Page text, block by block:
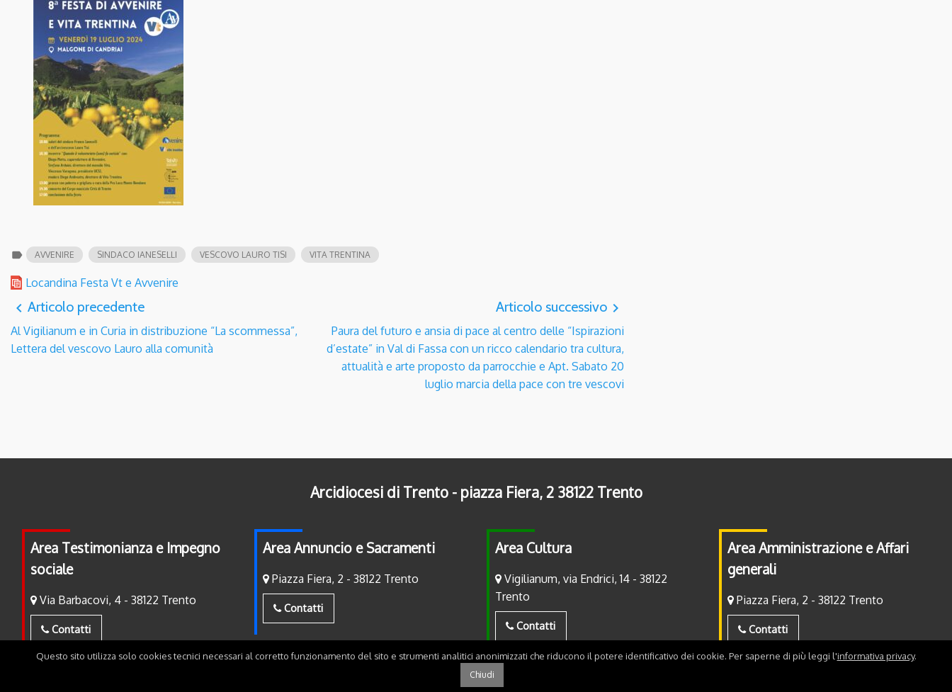
label AVVENIRE SINDACO IANESELLI VESCOVO LAURO TISI VITA TRENTINA
Locandina Festa Vt e Avvenire
navigate_before Articolo precedente
Al Vigilianum e in Curia in distribuzione “La scommessa”,
Lettera del vescovo Lauro alla comunità
Articolo successivo navigate_next
Paura del futuro e ansia di pace al centro delle “Ispirazioni
d’estate” in Val di Fassa con un ricco calendario tra cultura,
attualità e arte proposto da parrocchie e Apt. Sabato 20
luglio marcia della pace con tre vescovi
Arcidiocesi di Trento - piazza Fiera, 2 38122 Trento
Area Testimonianza e Impegno
sociale
Via Barbacovi, 4 - 38122 Trento
Contatti
Area Annuncio e Sacramenti
Piazza Fiera, 2 - 38122 Trento
Contatti
Area Cultura
Vigilianum, via Endrici, 14 - 38122
Trento
Contatti
Area Amministrazione e Affari
generali
Piazza Fiera, 2 - 38122 Trento
Contatti
Questo sito utilizza solo cookies tecnici necessari al corretto funzionamento del sito e strumenti analitici anonimizzati che riducono il potere identificativo dei cookie. Per saperne di più leggi l'informativa privacy.
Chiudi